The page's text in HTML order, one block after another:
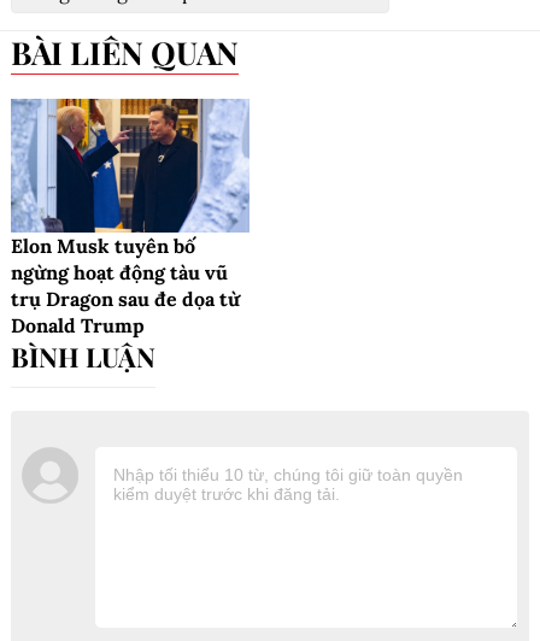
BÀI LIÊN QUAN
Elon Musk tuyên bố
ngừng hoạt động tàu vũ
trụ Dragon sau đe dọa từ
Donald Trump